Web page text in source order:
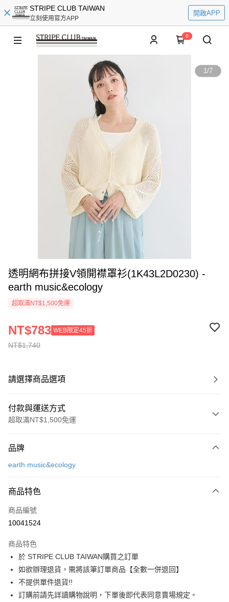
STRIPE CLUB TAIWAN
立刻使用官方APP
開啟APP
0
1/7
透明網布拼接V領開襟罩衫(1K43L2D0230) -
earth music&ecology
超取滿NT$1,500免運
NT$1,740
NT$783 WEB限定45折
請選擇商品選項
付款與運送方式
超取滿NT$1,500免運
信用卡一次付款
3 期 0 利率 每期
合作金庫商業銀行
上海商業儲蓄銀行
臺灣中小企業銀行
匯豐（台灣）商業銀行
華泰商業銀行
聯邦商業銀行
遠東國際商業銀行
元大商業銀行
玉山商業銀行
星展（台灣）商業銀行
超商取貨付款
LINE Pay
Apple Pay
街口支付
悠遊付
品牌
earth music&ecology
商品特色
商品編號
10041524
商品特色
於 STRIPE CLUB TAIWAN購買之訂單
如欲辦理退貨，需將該筆訂單商品【全數一併退回】
不提供單件退貨!!
訂購前請先詳讀購物說明，下單後即代表同意賣場規定。